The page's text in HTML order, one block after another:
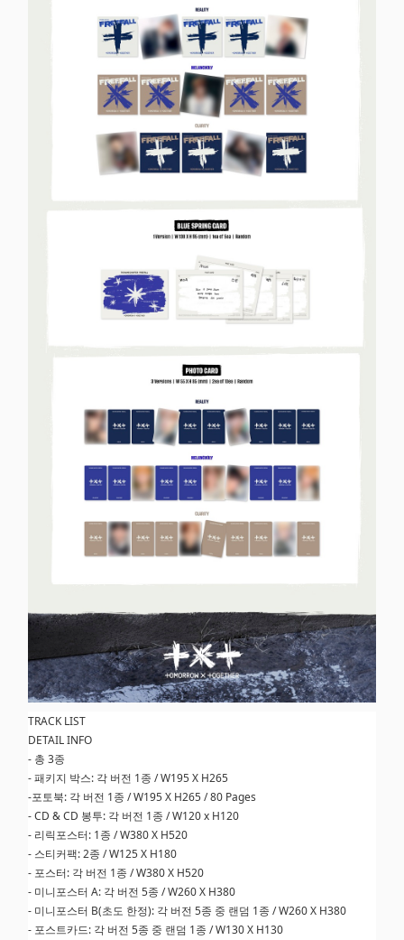
TRACK LIST
DETAIL INFO
- 총 3종
- 패키지 박스: 각 버전 1종 / W195 X H265
-포토북: 각 버전 1종 / W195 X H265 / 80 Pages
- CD & CD 봉투: 각 버전 1종 / W120 x H120
- 리릭포스터: 1종 / W380 X H520
- 스티커팩: 2종 / W125 X H180
- 포스터: 각 버전 1종 / W380 X H520
- 미니포스터 A: 각 버전 5종 / W260 X H380
- 미니포스터 B(초도 한정): 각 버전 5종 중 랜덤 1종 / W260 X H380
- 포스트카드: 각 버전 5종 중 랜덤 1종 / W130 X H130